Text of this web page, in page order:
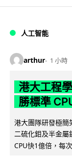
人工智能
arthur 1 小時
港大工程
勝標準
港大團隊研發極簡
二硫化鉬及半金屬
CPU快1億倍，每